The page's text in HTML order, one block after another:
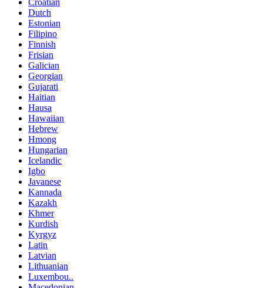
Dutch
Estonian
Filipino
Finnish
Frisian
Galician
Georgian
Gujarati
Haitian
Hausa
Hawaiian
Hebrew
Hmong
Hungarian
Icelandic
Igbo
Javanese
Kannada
Kazakh
Khmer
Kurdish
Kyrgyz
Latin
Latvian
Lithuanian
Luxembou..